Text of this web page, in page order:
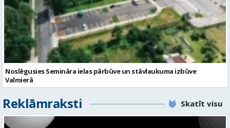
Noslēgusies Semināra ielas pārbūve un stāvlaukuma izbūve
Valmierā
Reklāmraksti Skatīt visu